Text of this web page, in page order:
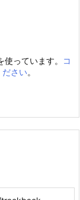
っています。
コ
ださい。